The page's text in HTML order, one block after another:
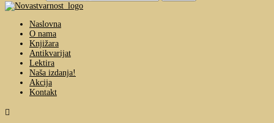
Naslovna
O nama
Knjižara
Antikvarijat
Lektira
Naša izdanja!
Akcija
Kontakt
